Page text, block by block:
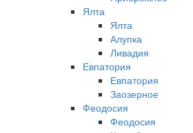
Ялта
Ялта
Алупка
Ливадия
Евпатория
Евпатория
Заозерное
Феодосия
Феодосия